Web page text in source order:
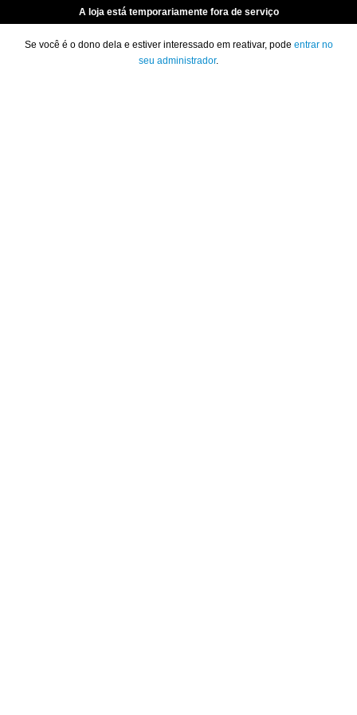
A loja está temporariamente fora de serviço
Se você é o dono dela e estiver interessado em reativar, pode entrar no
seu administrador.